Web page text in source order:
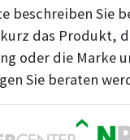
beschreiben Sie
das Produkt,
oder die Marke
Sie beraten